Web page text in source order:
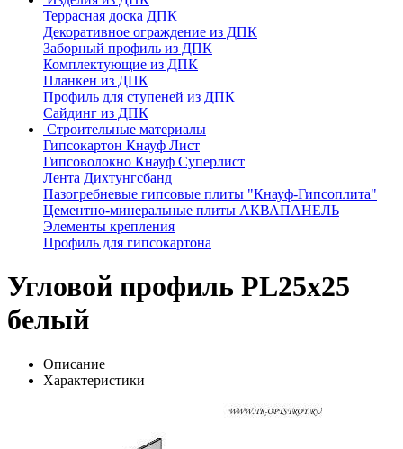
Террасная доска ДПК
Декоративное ограждение из ДПК
Заборный профиль из ДПК
Комплектующие из ДПК
Планкен из ДПК
Профиль для ступеней из ДПК
Сайдинг из ДПК
Строительные материалы
Гипсокартон Кнауф Лист
Гипсоволокно Кнауф Суперлист
Лента Дихтунгсбанд
Пазогребневые гипсовые плиты "Кнауф-Гипсоплита"
Цементно-минеральные плиты АКВАПАНЕЛЬ
Элементы крепления
Профиль для гипсокартона
Угловой профиль PL25х25
белый
Описание
Характеристики